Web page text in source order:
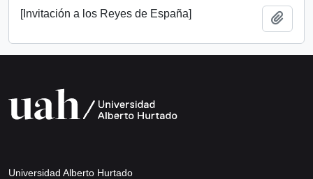
[Invitación a los Reyes de España]
Universidad Alberto Hurtado